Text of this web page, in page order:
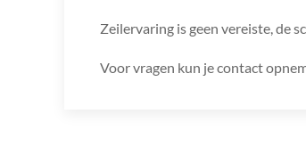
Zeilervaring is geen vereiste, de
Voor vragen kun je contact